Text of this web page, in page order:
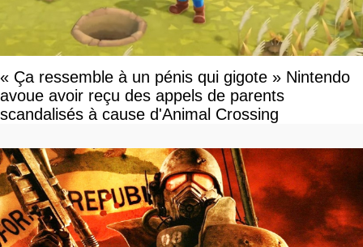
« Ça ressemble à un pénis qui gigote » Nintendo
avoue avoir reçu des appels de parents
scandalisés à cause d'Animal Crossing